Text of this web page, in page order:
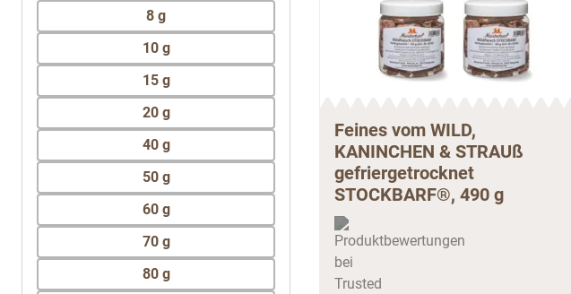
8 g
10 g
15 g
20 g
40 g
50 g
60 g
70 g
80 g
Feines vom WILD,
KANINCHEN & STRAUß
gefriergetrocknet
STOCKBARF®, 490 g